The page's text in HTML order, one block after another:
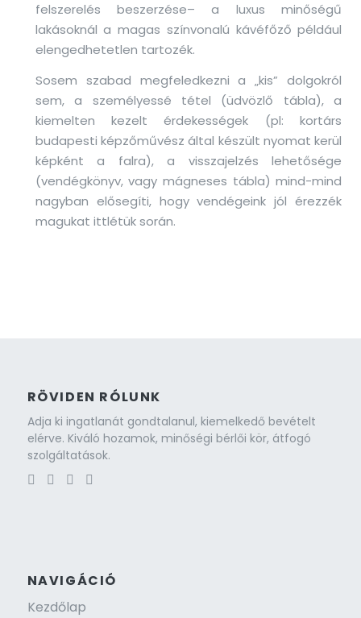
felszerelés beszerzése– a luxus minőségű
lakásoknál a magas színvonalú kávéfőző például
elengedhetetlen tartozék.
Sosem szabad megfeledkezni a „kis” dolgokról
sem, a személyessé tétel (üdvözlő tábla), a
kiemelten kezelt érdekességek (pl: kortárs
budapesti képzőművész által készült nyomat kerül
képként a falra), a visszajelzés lehetősége
(vendégkönyv, vagy mágneses tábla) mind-mind
nagyban elősegíti, hogy vendégeink jól érezzék
magukat ittlétük során.
RÖVIDEN RÓLUNK
Adja ki ingatlanát gondtalanul, kiemelkedő bevételt
elérve. Kiváló hozamok, minőségi bérlői kör, átfogó
szolgáltatások.
NAVIGÁCIÓ
Kezdőlap